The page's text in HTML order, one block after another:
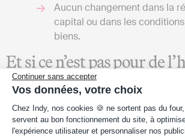
Continuer sans accepter
Vos données, votre choix
Plateforme de Gestion du
Chez Indy, nos cookies 🍪 ne sortent pas du
servent au bon fonctionnement du site, à
l'expérience utilisateur et personnaliser nos
Aucun changement dans la
capital ou dans les
biens.
Et si ce n’est pas pour de
Si le bien mis à disposition sert à un
l’habitation, la SCI doit déclarer des
Ce revenu fictif est indiqué à laligne 4